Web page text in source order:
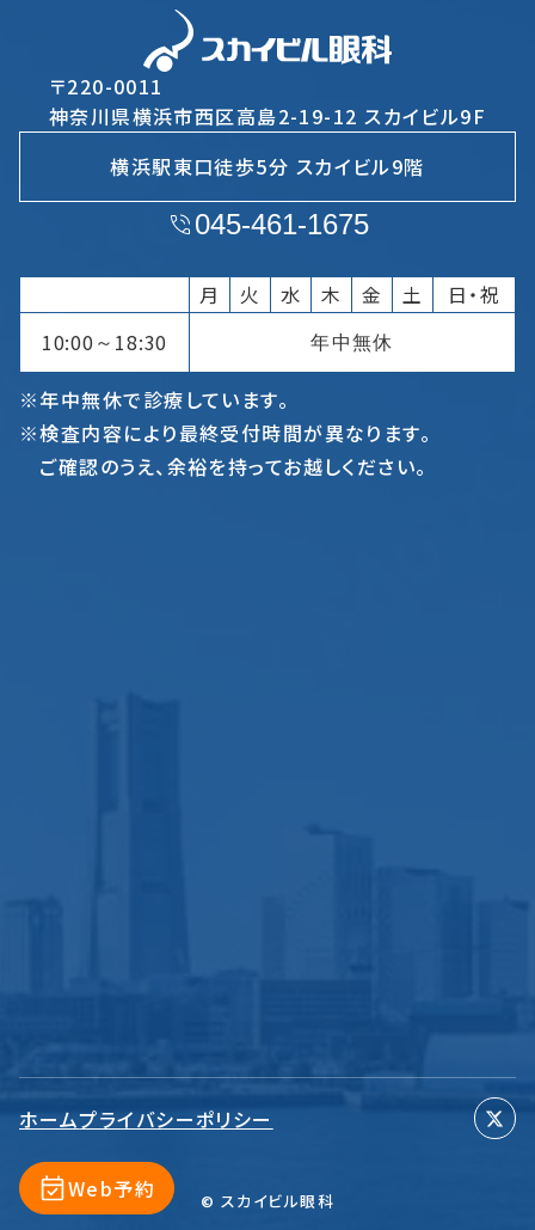
〒220-0011
神奈川県横浜市西区高島2-19-12 スカイビル9F
横浜駅東口徒歩5分 スカイビル9階
045-461-1675
月 火 水 木 金 土
日・祝
10:00 ～ 18:30 年中無休
※年中無休で診療しています。
※検査内容により最終受付時間が異なります。
ご確認のうえ、余裕を持ってお越しください。
ホームプライバシーポリシー
© スカイビル眼科
Web予約